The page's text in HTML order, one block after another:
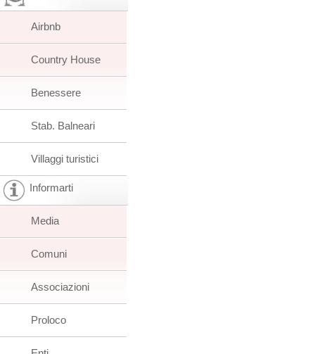
Airbnb
Country House
Benessere
Stab. Balneari
Villaggi turistici
Informarti
Media
Comuni
Associazioni
Proloco